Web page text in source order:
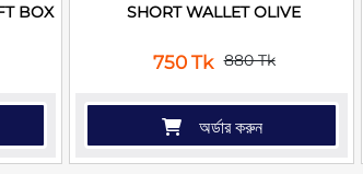
BOX
SHORT WALLET OLIVE
750 Tk 880 Tk
অর্ডার করুন